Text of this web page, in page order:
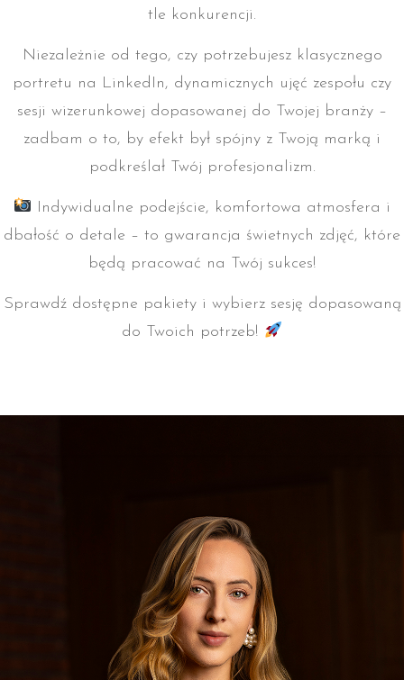
tle konkurencji.
Niezależnie od tego, czy potrzebujesz klasycznego
portretu na LinkedIn, dynamicznych ujęć zespołu czy
sesji wizerunkowej dopasowanej do Twojej branży –
zadbam o to, by efekt był spójny z Twoją marką i
podkreślał Twój profesjonalizm.
Indywidualne podejście, komfortowa atmosfera i
dbałość o detale – to gwarancja świetnych zdjęć, które
będą pracować na Twój sukces!
Sprawdź dostępne pakiety i wybierz sesję dopasowaną
do Twoich potrzeb!